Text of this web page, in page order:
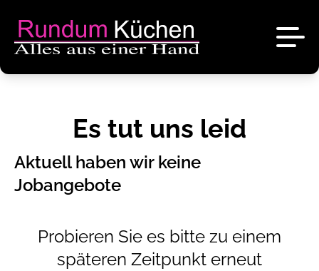
Referenzen
Über uns
Das sind wir
Stellenangebote
Kontakt
Es tut uns leid
Aktuell haben wir keine
Jobangebote
Probieren Sie es bitte zu einem
späteren Zeitpunkt erneut